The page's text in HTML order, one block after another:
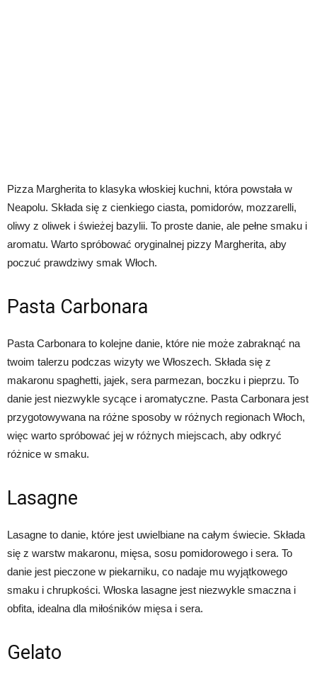
Pizza Margherita to klasyka włoskiej kuchni, która powstała w
Neapolu. Składa się z cienkiego ciasta, pomidorów, mozzarelli,
oliwy z oliwek i świeżej bazylii. To proste danie, ale pełne smaku i
aromatu. Warto spróbować oryginalnej pizzy Margherita, aby
poczuć prawdziwy smak Włoch.
Pasta Carbonara
Pasta Carbonara to kolejne danie, które nie może zabraknąć na
twoim talerzu podczas wizyty we Włoszech. Składa się z
makaronu spaghetti, jajek, sera parmezan, boczku i pieprzu. To
danie jest niezwykle sycące i aromatyczne. Pasta Carbonara jest
przygotowywana na różne sposoby w różnych regionach Włoch,
więc warto spróbować jej w różnych miejscach, aby odkryć
różnice w smaku.
Lasagne
Lasagne to danie, które jest uwielbiane na całym świecie. Składa
się z warstw makaronu, mięsa, sosu pomidorowego i sera. To
danie jest pieczone w piekarniku, co nadaje mu wyjątkowego
smaku i chrupkości. Włoska lasagne jest niezwykle smaczna i
obfita, idealna dla miłośników mięsa i sera.
Gelato